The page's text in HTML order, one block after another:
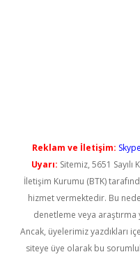
Reklam ve İletişim:
Uyarı: Sitemiz, 5651
İletişim Kurumu (BTK)
hizmet vermektedir. Bu
denetleme veya
Ancak, üyelerimiz yazdıkları
siteye üye olarak bu